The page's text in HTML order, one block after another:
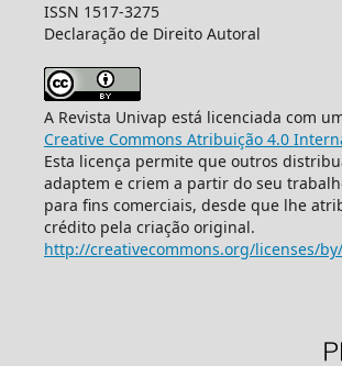
ISSN 1517-3275
Declaração de Direito Autoral
A Revista Univap está licenciada com
Creative Commons Atribuição 4.0
Esta licença permite que outros
adaptem e criem a partir do seu
para fins comerciais, desde que lhe
crédito pela criação original.
http://creativecommons.org/licenses/